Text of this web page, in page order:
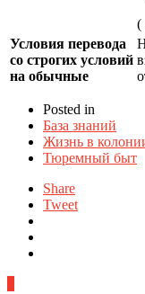
(
Условия перевода
со строгих условий
на обычные
Posted in
База знаний
Жизнь в
Тюремный быт
Share
Tweet